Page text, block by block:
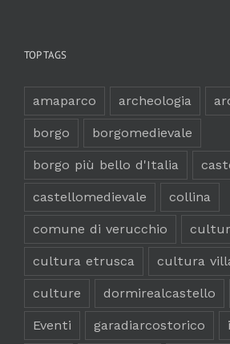
TOP TAGS
amaparco archeologia
borgo borgomedievale
borgo più bello d'Italia
castellomedievale collina
comune di verucchio
cultura etrusca cultura
culture dormirealcastello
Eventi garadiarcostorico